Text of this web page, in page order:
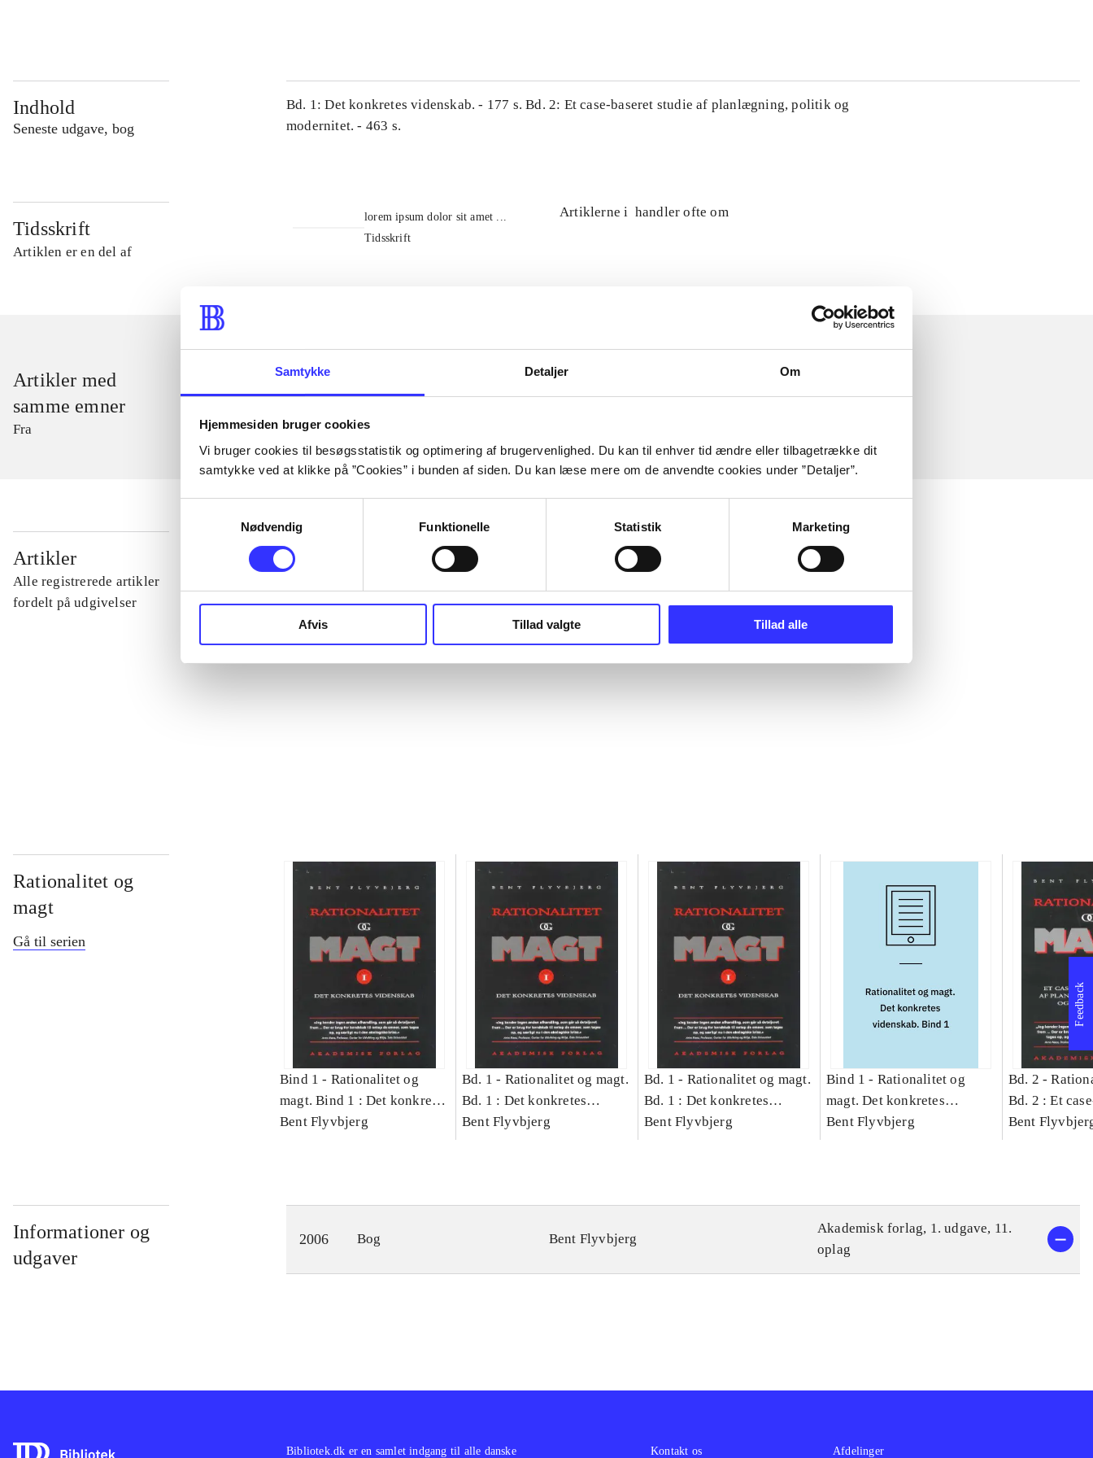
Samtykke Detaljer Om
Hjemmesiden bruger cookies
Vi bruger cookies til besøgsstatistik og optimering af brugervenlighed. Du kan til enhver tid ændre eller tilbagetrække dit
samtykke ved at klikke på ”Cookies” i bunden af siden. Du kan læse mere om de anvendte cookies under ”Detaljer”.
Nødvendig
Funktionelle Statistik Marketing
Afvis Tillad valgte Tillad alle
Indhold
Seneste udgave, bog
Bd. 1: Det konkretes videnskab. - 177 s. Bd. 2: Et case-baseret studie af planlægning, politik og
modernitet. - 463 s.
Tidsskrift
Artiklen er en del af
lorem ipsum dolor sit amet ...
Tidsskrift
Artiklerne i handler ofte om
Artikler med
samme emner
Fra
Artikler
Alle registrerede artikler
fordelt på udgivelser
...
Rationalitet og
magt
Gå til serien
Bind 1 - Rationalitet og
magt. Bind 1 : Det konkretes
videnskab
Bent Flyvbjerg
Bd. 1 - Rationalitet og magt.
Bd. 1 : Det konkretes
videnskab
Bent Flyvbjerg
Bd. 1 - Rationalitet og magt.
Bd. 1 : Det konkretes
videnskab
Bent Flyvbjerg
Bind 1 - Rationalitet og
magt. Det konkretes
videnskab. Bind 1
Bent Flyvbjerg
Bd. 2 -
Bd. 2 : Et
studie af
Bent
Informationer og
udgaver
2006 Bog Bent Flyvbjerg
Akademisk forlag, 1. udgave, 11.
oplag
Feedback
Bibliotek.dk er en samlet indgang til alle danske Kontakt os Afdelinger